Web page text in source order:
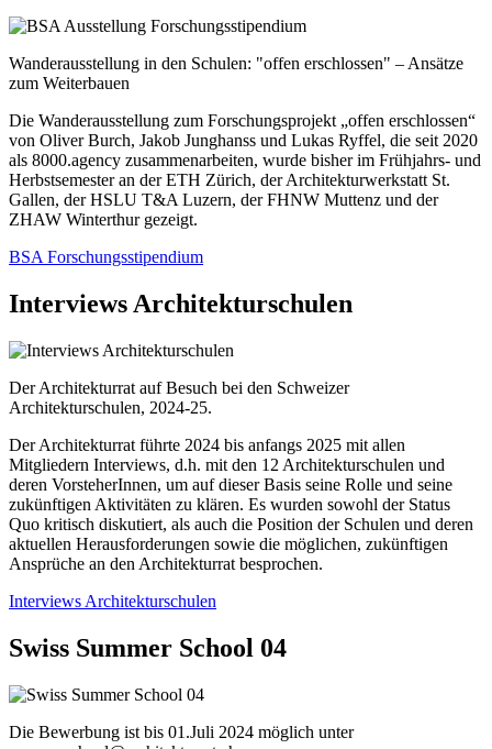
Wanderausstellung in den Schulen: "offen erschlossen" – Ansätze
zum Weiterbauen
Die Wanderausstellung zum Forschungsprojekt „offen erschlossen“
von Oliver Burch, Jakob Junghanss und Lukas Ryffel, die seit 2020
als 8000.agency zusammenarbeiten, wurde bisher im Frühjahrs- und
Herbstsemester an der ETH Zürich, der Architekturwerkstatt St.
Gallen, der HSLU T&A Luzern, der FHNW Muttenz und der
ZHAW Winterthur gezeigt.
BSA Forschungsstipendium
Interviews Architekturschulen
Der Architekturrat auf Besuch bei den Schweizer
Architekturschulen, 2024-25.
Der Architekturrat führte 2024 bis anfangs 2025 mit allen
Mitgliedern Interviews, d.h. mit den 12 Architekturschulen und
deren VorsteherInnen, um auf dieser Basis seine Rolle und seine
zukünftigen Aktivitäten zu klären. Es wurden sowohl der Status
Quo kritisch diskutiert, als auch die Position der Schulen und deren
aktuellen Herausforderungen sowie die möglichen, zukünftigen
Ansprüche an den Architekturrat besprochen.
Interviews Architekturschulen
Swiss Summer School 04
Die Bewerbung ist bis 01.Juli 2024 möglich unter